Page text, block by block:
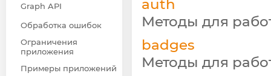
Graph API
Обработка ошибок
Ограничения
приложения
Примеры приложений
auth
Методы для
badges
Методы для